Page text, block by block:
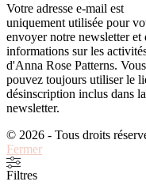
Votre adresse e-mail est
uniquement utilisée pour
envoyer notre newsletter et
informations sur les
d'Anna Rose Patterns. Vous
pouvez toujours utiliser le
désinscription inclus dans la
newsletter.
© 2026 - Tous droits
Fermer
Filtres